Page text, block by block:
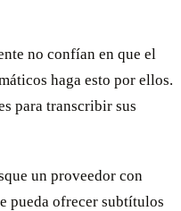
no confían en que el
haga esto por ellos.
para transcribir sus
un proveedor con
pueda ofrecer subtítulos